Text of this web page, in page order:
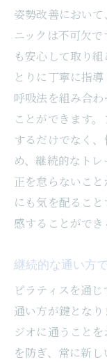
姿勢改善におい
ニックは不可欠
も安心して取り
とりに丁寧に指
呼吸法を組み合
ことができます
するだけでなく
め、継続的なト
正を怠らないこ
にも気を配るこ
感することができ
継続的な通い方
ピラティスを通
通い方が鍵とな
ジオに通うこと
を防ぎ、常に新し